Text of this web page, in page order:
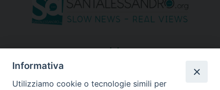
seguici su
Informativa
Utilizziamo cookie o tecnologie simili per